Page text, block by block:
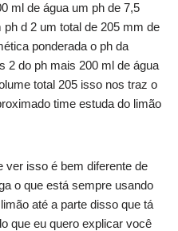
ml de água um ph de 7,5
d 2 um total de 205 mm de
ponderada o ph da
2 do ph mais 200 ml de água
total 205 isso nos traz o
time estuda do limão
ver isso é bem diferente de
o que está sempre usando
até a parte disso que tá
que eu quero explicar você